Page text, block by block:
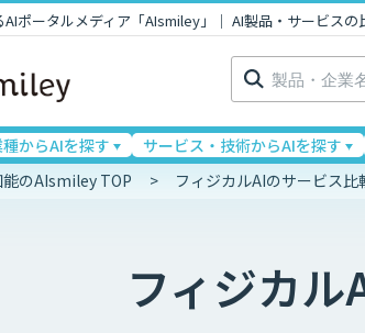
AIポータルメディア「AIsmiley」｜ AI製品・サービスの
検
索:
からAIを探す サービス・技術からAIを探す
のAIsmiley TOP フィジカルAIのサービス比
フィジカル